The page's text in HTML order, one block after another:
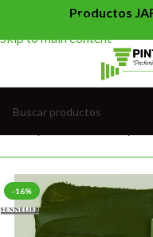
Skip to navigation
Skip to main content
Productos
-16%